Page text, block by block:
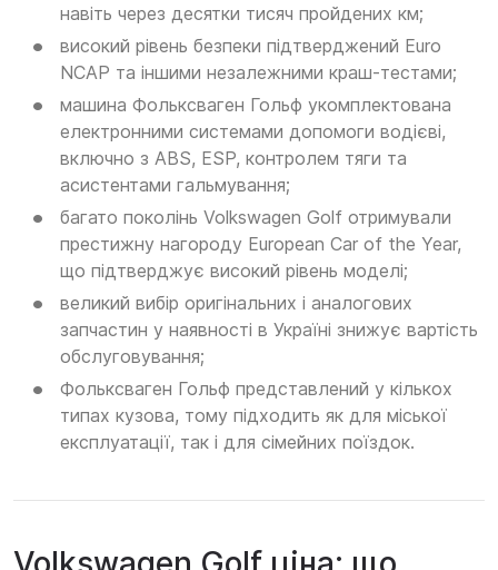
навіть через десятки тисяч пройдених км;
високий рівень безпеки підтверджений Euro
NCAP та іншими незалежними краш-тестами;
машина Фольксваген Гольф укомплектована
електронними системами допомоги водієві,
включно з ABS, ESP, контролем тяги та
асистентами гальмування;
багато поколінь Volkswagen Golf отримували
престижну нагороду European Car of the Year,
що підтверджує високий рівень моделі;
великий вибір оригінальних і аналогових
запчастин у наявності в Україні знижує вартість
обслуговування;
Фольксваген Гольф представлений у кількох
типах кузова, тому підходить як для міської
експлуатації, так і для сімейних поїздок.